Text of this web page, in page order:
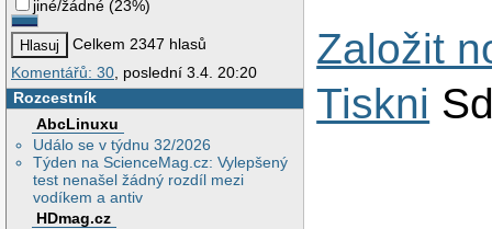
jiné/žádné (23%)
Celkem 2347 hlasů
Komentářů: 30 , poslední 3.4. 20:20
Rozcestník
AbcLinuxu
Událo se v týdnu 32/2026
Týden na ScienceMag.cz: Vylepšený
test nenašel žádný rozdíl mezi
vodíkem a antiv
HDmag.cz
Založit
Tiskni